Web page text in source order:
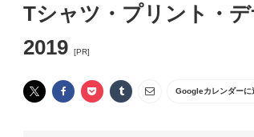
Tシャツ・プリント・
2019
[PR]
Googleカレンダーに